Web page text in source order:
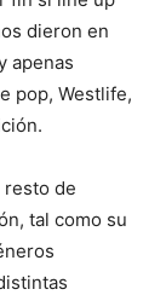
dieron en
apenas
pop, Westlife,
de
tal como su